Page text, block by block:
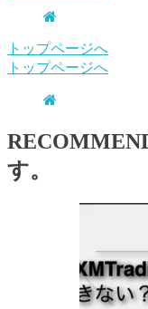
トップページへ
トップページへ
す。